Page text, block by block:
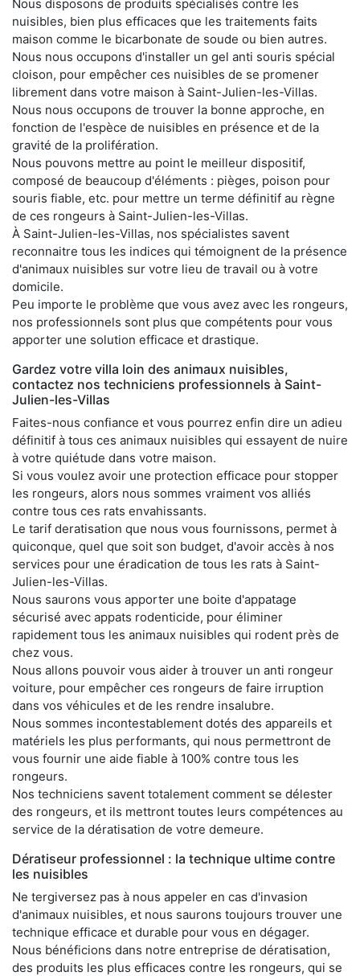
Nous disposons de produits spécialisés contre les
nuisibles, bien plus efficaces que les traitements faits
maison comme le bicarbonate de soude ou bien autres.
Nous nous occupons d'installer un gel anti souris spécial
cloison, pour empêcher ces nuisibles de se promener
librement dans votre maison à Saint-Julien-les-Villas.
Nous nous occupons de trouver la bonne approche, en
fonction de l'espèce de nuisibles en présence et de la
gravité de la prolifération.
Nous pouvons mettre au point le meilleur dispositif,
composé de beaucoup d'éléments : pièges, poison pour
souris fiable, etc. pour mettre un terme définitif au règne
de ces rongeurs à Saint-Julien-les-Villas.
À Saint-Julien-les-Villas, nos spécialistes savent
reconnaitre tous les indices qui témoignent de la présence
d'animaux nuisibles sur votre lieu de travail ou à votre
domicile.
Peu importe le problème que vous avez avec les rongeurs,
nos professionnels sont plus que compétents pour vous
apporter une solution efficace et drastique.
Gardez votre villa loin des animaux nuisibles,
contactez nos techniciens professionnels à Saint-
Julien-les-Villas
Faites-nous confiance et vous pourrez enfin dire un adieu
définitif à tous ces animaux nuisibles qui essayent de nuire
à votre quiétude dans votre maison.
Si vous voulez avoir une protection efficace pour stopper
les rongeurs, alors nous sommes vraiment vos alliés
contre tous ces rats envahissants.
Le tarif deratisation que nous vous fournissons, permet à
quiconque, quel que soit son budget, d'avoir accès à nos
services pour une éradication de tous les rats à Saint-
Julien-les-Villas.
Nous saurons vous apporter une boite d'appatage
sécurisé avec appats rodenticide, pour éliminer
rapidement tous les animaux nuisibles qui rodent près de
chez vous.
Nous allons pouvoir vous aider à trouver un anti rongeur
voiture, pour empêcher ces rongeurs de faire irruption
dans vos véhicules et de les rendre insalubre.
Nous sommes incontestablement dotés des appareils et
matériels les plus performants, qui nous permettront de
vous fournir une aide fiable à 100% contre tous les
rongeurs.
Nos techniciens savent totalement comment se délester
des rongeurs, et ils mettront toutes leurs compétences au
service de la dératisation de votre demeure.
Dératiseur professionnel : la technique ultime contre
les nuisibles
Ne tergiversez pas à nous appeler en cas d'invasion
d'animaux nuisibles, et nous saurons toujours trouver une
technique efficace et durable pour vous en dégager.
Nous bénéficions dans notre entreprise de dératisation,
des produits les plus efficaces contre les rongeurs, qui se